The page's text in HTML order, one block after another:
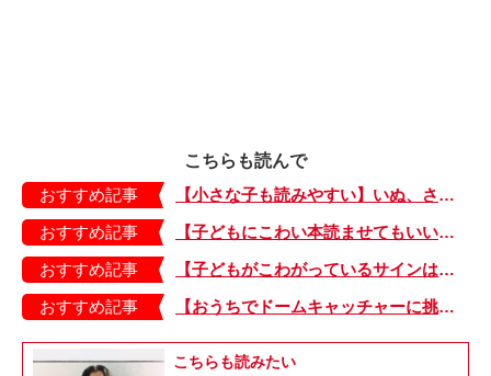
こちらも読んで
おすすめ記事
【小さな子も読みやすい】いぬ、さる、うさぎ、ゴリラにあひる…動物たちのまねっこできるかな？『まねまねっこ』発売中！
おすすめ記事
【子どもにこわい本読ませてもいいの？】「子どもはどのようなものにこわさを感じやすいのでしょうか？」
おすすめ記事
【子どもがこわがっているサインは？】「読み聞かせのとき、子どもがこわがっていると判断できるサインを教えてください！」
おすすめ記事
【おうちでドームキャッチャーに挑戦だ】アンパンマン わくわくドームキャッチャー
こちらも読みたい